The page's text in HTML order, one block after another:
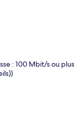
: 100 Mbit/s ou plus